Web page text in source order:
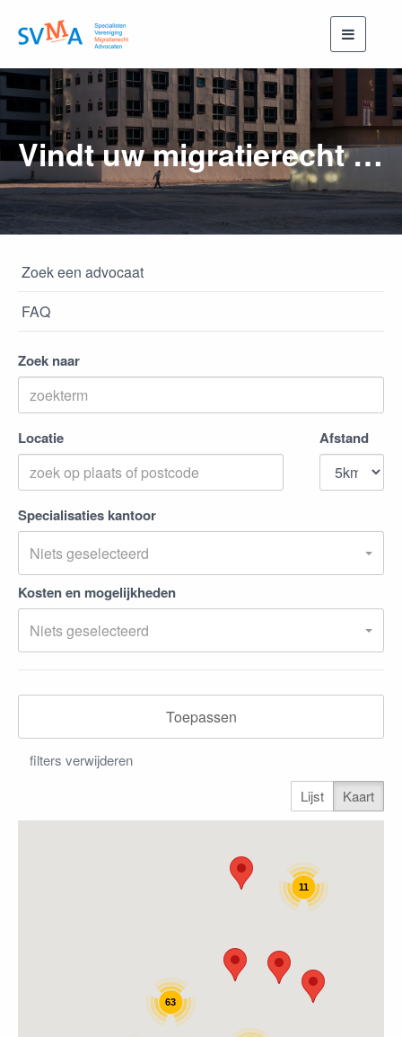
Toggle
Vindt uw migratierecht specialist
Zoek een advocaat
FAQ
Zoek naar
Locatie Afstand
Specialisaties kantoor
Niets geselecteerd
Kosten en mogelijkheden
Niets geselecteerd
Toepassen
filters verwijderen
Lijst
Kaart
63
11